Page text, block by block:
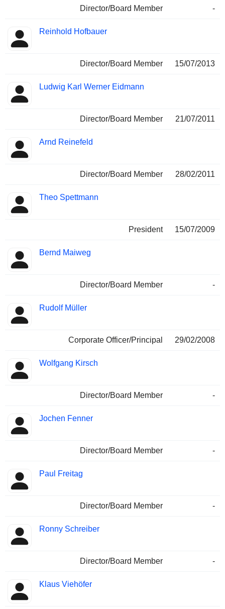
Director/Board Member -
Reinhold Hofbauer
Director/Board Member 15/07/2013
Ludwig Karl Werner Eidmann
Director/Board Member 21/07/2011
Arnd Reinefeld
Director/Board Member 28/02/2011
Theo Spettmann
President 15/07/2009
Bernd Maiweg
Director/Board Member -
Rudolf Müller
Corporate Officer/Principal 29/02/2008
Wolfgang Kirsch
Director/Board Member -
Jochen Fenner
Director/Board Member -
Paul Freitag
Director/Board Member -
Ronny Schreiber
Director/Board Member -
Klaus Viehöfer